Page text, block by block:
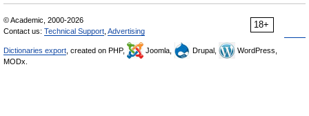
18+
© Academic, 2000-2026
Contact us: Technical Support Advertising
Dictionaries export , created on PHP, Joomla, Drupal,
WordPress,
MODx.